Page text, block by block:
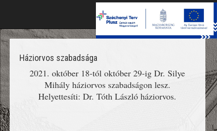
Háziorvos szabadsága
2021. október 18-tól október 29-ig Dr. Silye
Mihály háziorvos szabadságon lesz.
Helyettesíti: Dr. Tóth László háziorvos.